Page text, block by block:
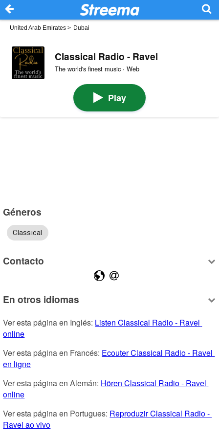
United Arab Emirates > Dubai
Classical Radio - Ravel
The world's finest music · Web
Play
Géneros
Classical
Contacto
En otros idiomas
Ver esta página en Inglés: Listen Classical Radio - Ravel
online
Ver esta página en Francés: Ecouter Classical Radio - Ravel
en ligne
Ver esta página en Alemán: Hören Classical Radio - Ravel
online
Ver esta página en Portugues: Reproduzir Classical Radio -
Ravel ao vivo